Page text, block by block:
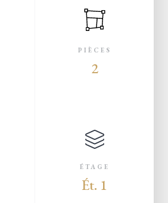
PIÈCES
2
ÉTAGE
Ét. 1